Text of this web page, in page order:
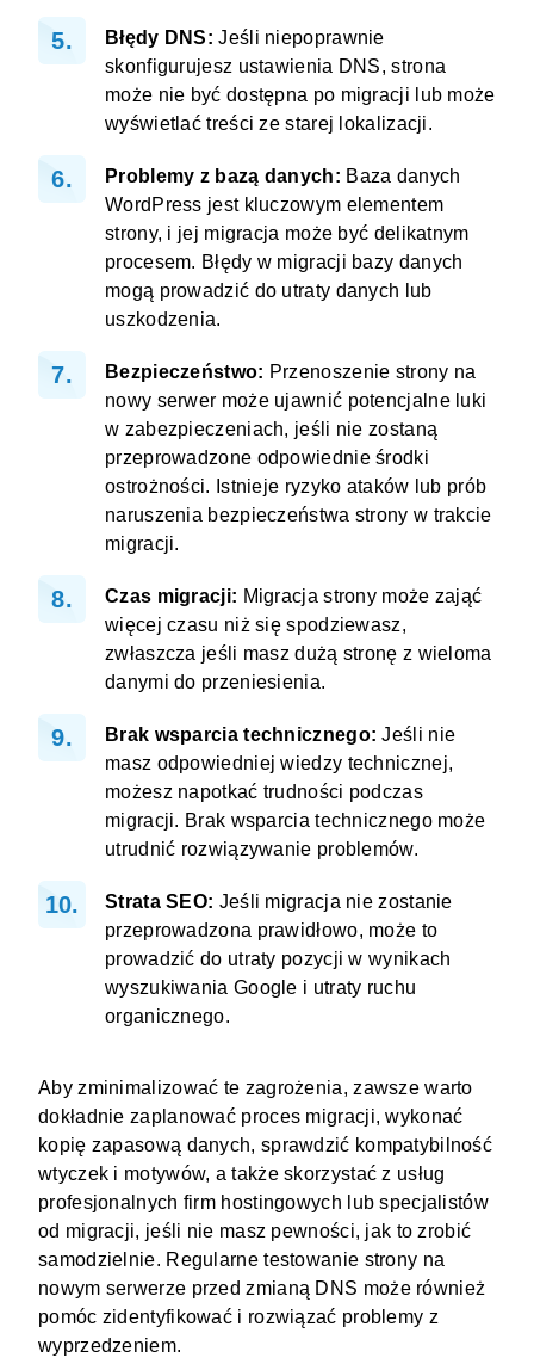
Błędy DNS: Jeśli niepoprawnie
skonfigurujesz ustawienia DNS, strona
może nie być dostępna po migracji lub może
wyświetlać treści ze starej lokalizacji.
Problemy z bazą danych: Baza danych
WordPress jest kluczowym elementem
strony, i jej migracja może być delikatnym
procesem. Błędy w migracji bazy danych
mogą prowadzić do utraty danych lub
uszkodzenia.
Bezpieczeństwo: Przenoszenie strony na
nowy serwer może ujawnić potencjalne luki
w zabezpieczeniach, jeśli nie zostaną
przeprowadzone odpowiednie środki
ostrożności. Istnieje ryzyko ataków lub prób
naruszenia bezpieczeństwa strony w trakcie
migracji.
Czas migracji: Migracja strony może zająć
więcej czasu niż się spodziewasz,
zwłaszcza jeśli masz dużą stronę z wieloma
danymi do przeniesienia.
Brak wsparcia technicznego: Jeśli nie
masz odpowiedniej wiedzy technicznej,
możesz napotkać trudności podczas
migracji. Brak wsparcia technicznego może
utrudnić rozwiązywanie problemów.
Strata SEO: Jeśli migracja nie zostanie
przeprowadzona prawidłowo, może to
prowadzić do utraty pozycji w wynikach
wyszukiwania Google i utraty ruchu
organicznego.
Aby zminimalizować te zagrożenia, zawsze warto
dokładnie zaplanować proces migracji, wykonać
kopię zapasową danych, sprawdzić kompatybilność
wtyczek i motywów, a także skorzystać z usług
profesjonalnych firm hostingowych lub specjalistów
od migracji, jeśli nie masz pewności, jak to zrobić
samodzielnie. Regularne testowanie strony na
nowym serwerze przed zmianą DNS może również
pomóc zidentyfikować i rozwiązać problemy z
wyprzedzeniem.